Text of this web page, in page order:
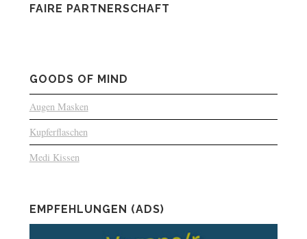
FAIRE PARTNERSCHAFT
GOODS OF MIND
Augen Masken
Kupferflaschen
Medi Kissen
EMPFEHLUNGEN (ADS)